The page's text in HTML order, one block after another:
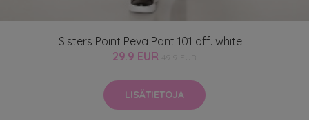
Sisters Point Peva Pant 101 off. white L
29.9 EUR
LISÄTIETOJA